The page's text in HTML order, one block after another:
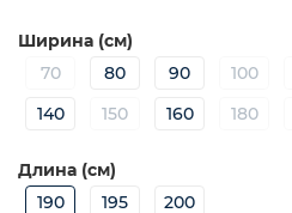
Ширина (см)
70
80 90 100
140
150 160 180
Длина (см)
190
195 200